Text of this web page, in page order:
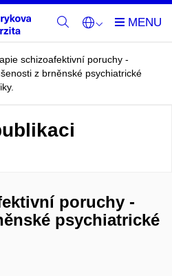
schizoafektivní poruchy -
z brněnské psychiatrické
poruchy -
psychiatrické